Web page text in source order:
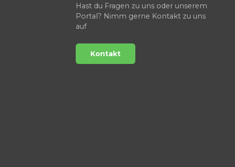
Hast du Fragen zu uns oder unserem
Portal? Nimm gerne Kontakt zu uns
auf
Kontakt